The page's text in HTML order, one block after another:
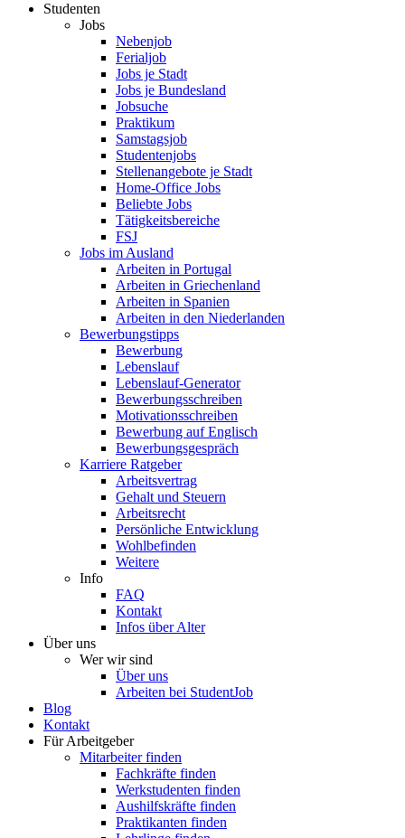
Studenten
Jobs
Nebenjob
Ferialjob
Jobs je Stadt
Jobs je Bundesland
Jobsuche
Praktikum
Samstagsjob
Studentenjobs
Stellenangebote je Stadt
Home-Office Jobs
Beliebte Jobs
Tätigkeitsbereiche
FSJ
Jobs im Ausland
Arbeiten in Portugal
Arbeiten in Griechenland
Arbeiten in Spanien
Arbeiten in den Niederlanden
Bewerbungstipps
Bewerbung
Lebenslauf
Lebenslauf-Generator
Bewerbungsschreiben
Motivationsschreiben
Bewerbung auf Englisch
Bewerbungsgespräch
Karriere Ratgeber
Arbeitsvertrag
Gehalt und Steuern
Arbeitsrecht
Persönliche Entwicklung
Wohlbefinden
Weitere
Info
FAQ
Kontakt
Infos über Alter
Über uns
Wer wir sind
Über uns
Arbeiten bei StudentJob
Blog
Kontakt
Für Arbeitgeber
Mitarbeiter finden
Fachkräfte finden
Werkstudenten finden
Aushilfskräfte finden
Praktikanten finden